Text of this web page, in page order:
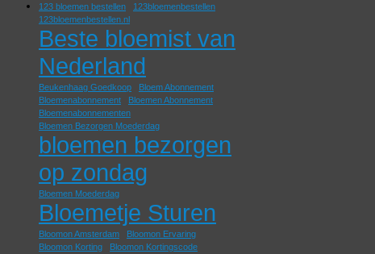
123 bloemen bestellen
123bloemenbestellen
123bloemenbestellen.nl
Beste bloemist van
Nederland
Beukenhaag Goedkoop
Bloem Abonnement
Bloemenabonnement
Bloemen Abonnement
Bloemenabonnementen
Bloemen Bezorgen Moederdag
bloemen bezorgen
op zondag
Bloemen Moederdag
Bloemetje Sturen
Bloomon Amsterdam
Bloomon Ervaring
Bloomon Korting
Bloomon Kortingscode